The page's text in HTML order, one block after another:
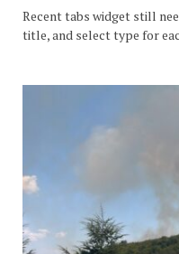
Recent tabs widget still
title, and select type for